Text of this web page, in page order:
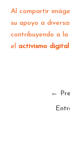
Al compartir
su apoyo a
contribuyendo a
elactivismo digital
←